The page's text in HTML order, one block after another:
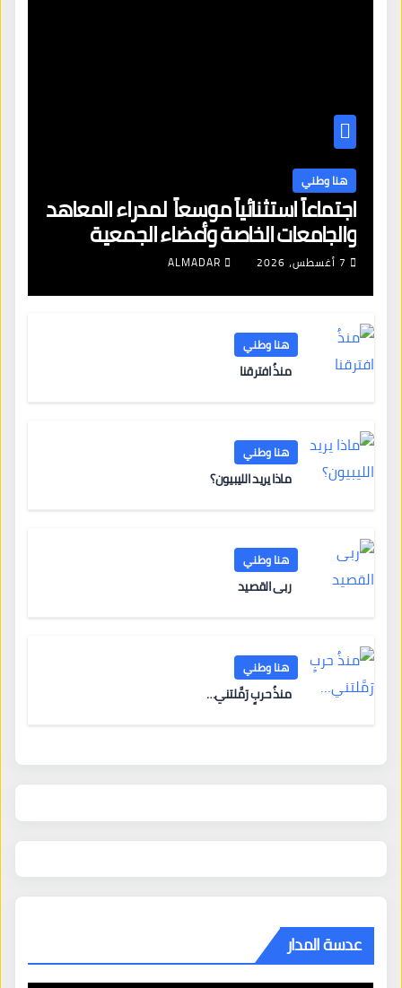
هنا وطني
اجتماعاً استثنائياً موسعاً لمدراء المعاهد
والجامعات الخاصة وأعضاء الجمعية
العمومية للنقابة العامة لمؤسسات
7 أغسطس، 2026 ALMADAR
هنا وطني
منذُ افترقنا
هنا وطني
ماذا يريد الليبيون؟
هنا وطني
ربى القصيد
هنا وطني
منذُ حربٍ رَمَّلتني…
عدسة المدار